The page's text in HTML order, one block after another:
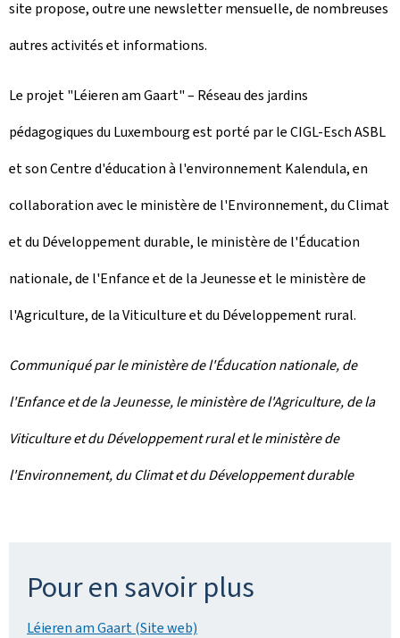
site propose, outre une newsletter mensuelle, de nombreuses
autres activités et informations.
Le projet "Léieren am Gaart" – Réseau des jardins
pédagogiques du Luxembourg est porté par le CIGL-Esch ASBL
et son Centre d'éducation à l'environnement Kalendula, en
collaboration avec le ministère de l'Environnement, du Climat
et du Développement durable, le ministère de l'Éducation
nationale, de l'Enfance et de la Jeunesse et le ministère de
l'Agriculture, de la Viticulture et du Développement rural.
Communiqué par le ministère de l'Éducation nationale, de
l'Enfance et de la Jeunesse, le ministère de l'Agriculture, de la
Viticulture et du Développement rural et le ministère de
l'Environnement, du Climat et du Développement durable
Pour en savoir plus
Léieren am Gaart (Site web)